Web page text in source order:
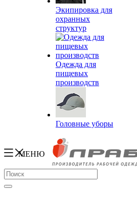
Экипировка для
охранных
структур
Одежда для
пищевых
производств
Головные уборы
МЕНЮ